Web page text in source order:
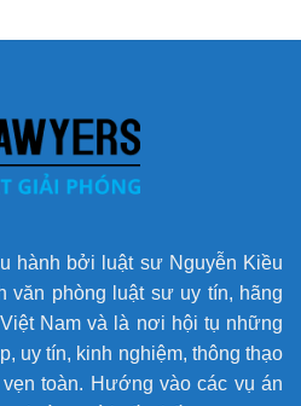
hành bởi luật sư Nguyễn Kiều
văn phòng luật sư uy tín, hãng
Nam và là nơi hội tụ những
uy tín, kinh nghiệm, thông thạo
toàn. Hướng vào các vụ án